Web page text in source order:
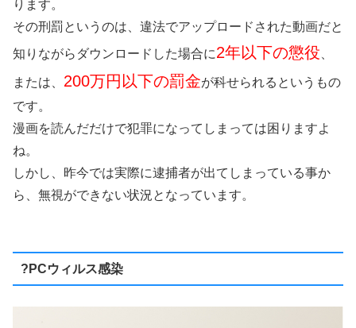
ります。
その刑罰というのは、違法でアップロードされた動画だと
知りながらダウンロードした場合に2年以下の懲役
または、 200万円以下の罰金が科せられるというもの
です。
漫画を読んだだけで犯罪になってしまっては困りますよ
ね。
しかし、昨今では実際に逮捕者が出てしまっている事か
ら、無視ができない状況となっています。
?PCウィルス感染